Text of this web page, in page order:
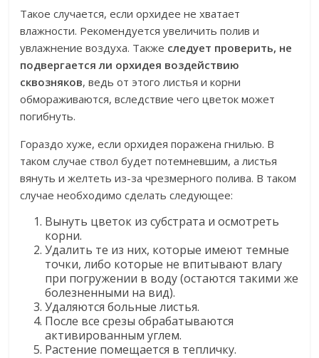
Такое случается, если орхидее не хватает
влажности. Рекомендуется увеличить полив и
увлажнение воздуха. Также следует проверить, не
подвергается ли орхидея воздействию
сквозняков, ведь от этого листья и корни
обмораживаются, вследствие чего цветок может
погибнуть.
Гораздо хуже, если орхидея поражена гнилью. В
таком случае ствол будет потемневшим, а листья
вянуть и желтеть из-за чрезмерного полива. В таком
случае необходимо сделать следующее:
Вынуть цветок из субстрата и осмотреть
корни.
Удалить те из них, которые имеют темные
точки, либо которые не впитывают влагу
при погружении в воду (остаются такими же
болезненными на вид).
Удаляются больные листья.
После все срезы обрабатываются
активированным углем.
Растение помещается в тепличку.